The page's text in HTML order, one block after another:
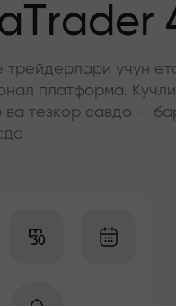
трейдерлари учун
платформа.
ва тезкор савдо —